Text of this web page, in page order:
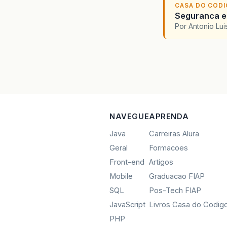
CASA DO
Seguranca
Por Antonio
NAVEGUE
Java
Geral
Front-end
Mobile
SQL
JavaScript
PHP
APRENDA
Carreiras Alura
Formacoes
Artigos
Graduacao FIAP
Pos-Tech FIAP
Livros Casa do